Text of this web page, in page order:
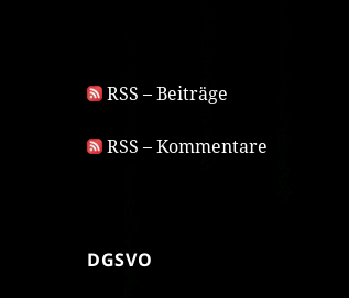
RSS – Beiträge
RSS – Kommentare
DGSVO